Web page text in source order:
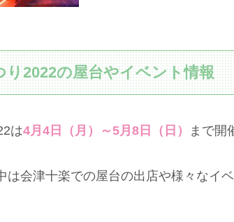
り2022の屋台やイベント情報
は4月4日（月）～5月8日（日） まで開
は会津十楽での屋台の出店や様々なイ